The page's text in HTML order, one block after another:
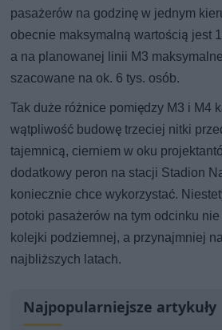
pasażerów na godzinę w jednym
obecnie maksymalną wartością jest
a na planowanej linii M3
szacowane na ok. 6 tys. osób.
Tak duże różnice pomiędzy M3 i M4
wątpliwość budowę trzeciej nitki
tajemnicą, cierniem w oku
dodatkowy peron na stacji Stadion
koniecznie chce wykorzystać.
potoki pasażerów na tym odcinku
kolejki podziemnej, a przynajmniej
najbliższych latach.
Najpopularniejsze artykuły